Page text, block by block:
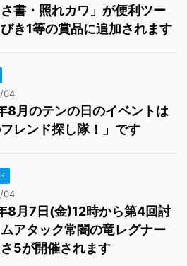
さ書・照れカワ」が便利ツー
き1等の賞品に追加されます
04
8月のテンの日のイベントは
フレンド探し隊！」です
04
8月7日(金)12時から第4回討
アタック常闇の竜レグナー
さ5が開催されます